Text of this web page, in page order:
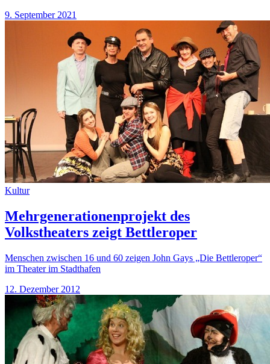
9. September 2021
Kultur
Mehrgenerationenprojekt des
Volkstheaters zeigt Bettleroper
Menschen zwischen 16 und 60 zeigen John Gays „Die Bettleroper“
im Theater im Stadthafen
12. Dezember 2012